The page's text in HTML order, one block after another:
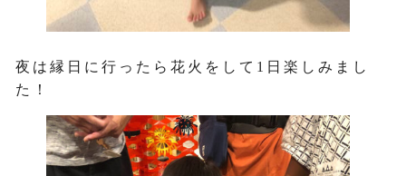
夜は縁日に行ったら花火をして1日楽しみまし
た！